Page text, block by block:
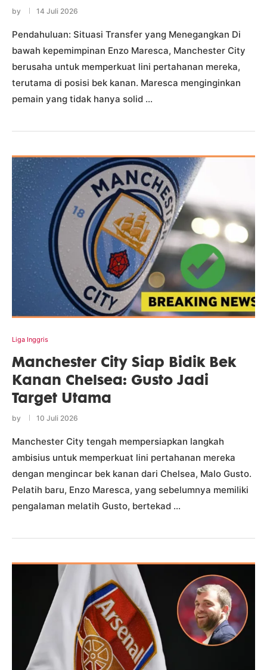
by 14 Juli 2026
Pendahuluan: Situasi Transfer yang Menegangkan Di
bawah kepemimpinan Enzo Maresca, Manchester City
berusaha untuk memperkuat lini pertahanan mereka,
terutama di posisi bek kanan. Maresca menginginkan
pemain yang tidak hanya solid …
Liga Inggris
Manchester City Siap Bidik Bek
Kanan Chelsea: Gusto Jadi
Target Utama
by 10 Juli 2026
Manchester City tengah mempersiapkan langkah
ambisius untuk memperkuat lini pertahanan mereka
dengan mengincar bek kanan dari Chelsea, Malo Gusto.
Pelatih baru, Enzo Maresca, yang sebelumnya memiliki
pengalaman melatih Gusto, bertekad …